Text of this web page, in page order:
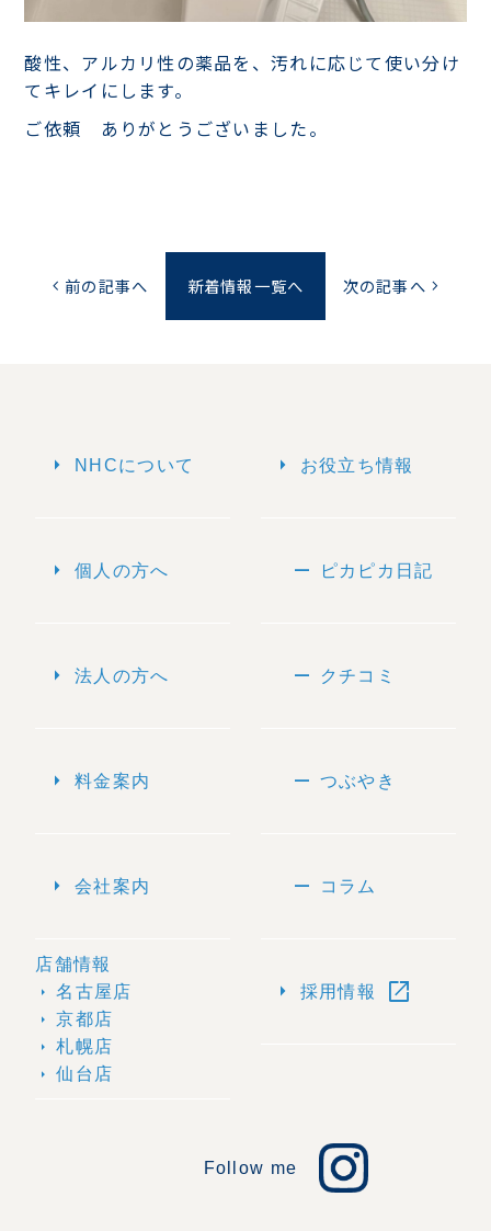
酸性、アルカリ性の薬品を、汚れに応じて使い分け
てキレイにします。
ご依頼 ありがとうございました。
chevron_left 前の記事へ 新着情報一覧へ 次の記事へ chevron_right
arrow_right NHCについて
arrow_right 個人の方へ
arrow_right 法人の方へ
arrow_right 料金案内
arrow_right 会社案内
店舗情報
arrow_right 名古屋店
arrow_right 京都店
arrow_right 札幌店
arrow_right 仙台店
arrow_right お役立ち情報
remove ピカピカ日記
remove クチコミ
remove つぶやき
remove コラム
arrow_right 採用情報 open_in_new
Follow me